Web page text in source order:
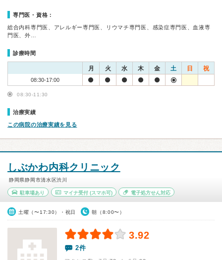
専門医・資格：
総合内科専門医、アレルギー専門医、リウマチ専門医、感染症専門医、血液専
門医、外…
診療時間
月 火 水 木 金 土 日 祝
08:30-17:00
08:30-11:30
治療実績
この病院の治療実績を見る
しぶかわ内科クリニック
静岡県静岡市清水区渋川
駐車場あり マイナ受付(スマホ可) 電子処方せん対応
土曜（〜17:30）・祝日 朝（8:00〜）
3.92
2件